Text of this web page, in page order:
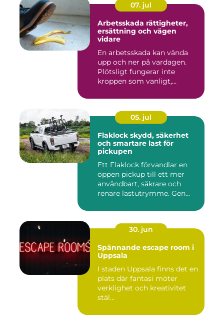
07. jul
Arbetsskada rättigheter,
ersättning och vägen
vidare
En arbetsskada kan vända
upp och ner på vardagen.
Plötsligt fungerar inte
kroppen som vanligt,
05. jul
Flaklock skydd, säkerhet
och smartare last för
pickupen
Ett Flaklock förvandlar en
öppen pickup till ett mer
användbart, säkrare och
renare lastutrymme. Gen...
30. jun
Spännande escape room i
Uppsala
I staden Uppsala finns det en
plats där fantasi möter
verklighet och kreativitet
stäl...